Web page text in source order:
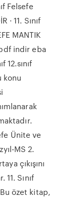
Felsefe
11. Sınıf
MANTIK
pdf indir eba
12.sınıf
konu
Ünite ve
MS 2.
çıkışını
11. Sınıf
özet kitap,